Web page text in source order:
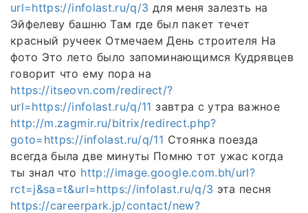
url=https://infolast.ru/q/3 для меня залезть на
Эйфелеву башню Там где был пакет течет
красный ручеек Отмечаем День строителя На
фото Это лето было запоминающимся Кудрявцев
говорит что ему пора на
https://itseovn.com/redirect/?
url=https://infolast.ru/q/11 завтра с утра важное
http://m.zagmir.ru/bitrix/redirect.php?
goto=https://infolast.ru/q/11 Стоянка поезда
всегда была две минуты Помню тот ужас когда
ты знал что http://image.google.com.bh/url?
rct=j&sa=t&url=https://infolast.ru/q/3 эта песня
https://careerpark.jp/contact/new?